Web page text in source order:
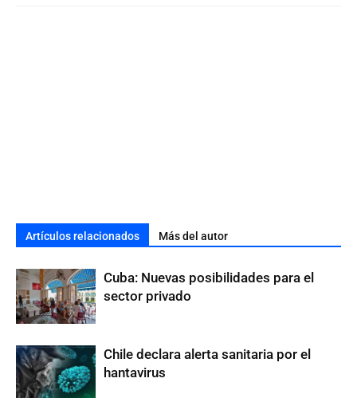
Artículos relacionados Más del autor
Cuba: Nuevas posibilidades para el
sector privado
Chile declara alerta sanitaria por el
hantavirus